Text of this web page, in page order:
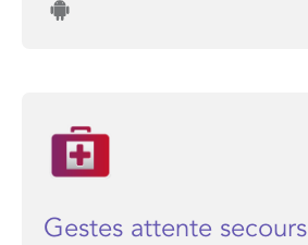
Gestes attente secours